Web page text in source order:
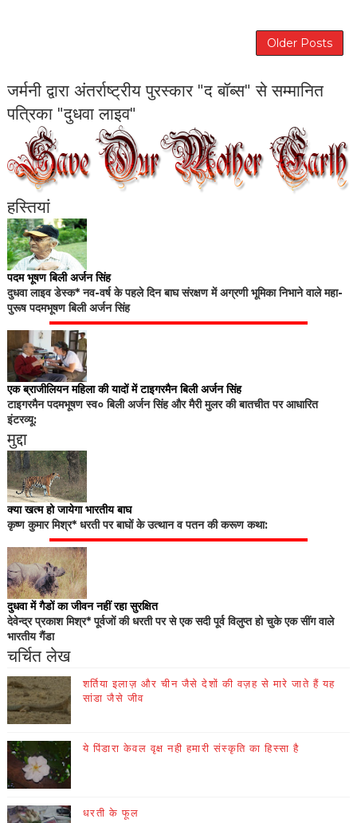
Older Posts
जर्मनी द्वारा अंतर्राष्ट्रीय पुरस्कार "द बॉब्स" से सम्मानित
पत्रिका "दुधवा लाइव"
हस्तियां
पदम भूषण बिली अर्जन सिंह
दुधवा लाइव डेस्क* नव-वर्ष के पहले दिन बाघ संरक्षण में अग्रणी भूमिका निभाने वाले महा-
पुरूष पदमभूषण बिली अर्जन सिंह
एक ब्राजीलियन महिला की यादों में टाइगरमैन बिली अर्जन सिंह
टाइगरमैन पदमभूषण स्व० बिली अर्जन सिंह और मैरी मुलर की बातचीत पर आधारित
इंटरव्यू:
मुद्दा
क्या खत्म हो जायेगा भारतीय बाघ
कृष्ण कुमार मिश्र* धरती पर बाघों के उत्थान व पतन की करूण कथा:
दुधवा में गैडों का जीवन नहीं रहा सुरक्षित
देवेन्द्र प्रकाश मिश्र* पूर्वजों की धरती पर से एक सदी पूर्व विलुप्त हो चुके एक सींग वाले
भारतीय गैंडा
चर्चित लेख
शर्तिया इलाज़ और चीन जैसे देशों की वज़ह से मारे जाते हैं यह
सांडा जैसे जीव
ये पिंडारा केवल वृक्ष नही हमारी संस्कृति का हिस्सा है
धरती के फूल